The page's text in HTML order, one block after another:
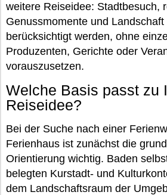
weitere Reiseidee: Stadtbesuch,
Genussmomente und
berücksichtigt werden, ohne
Produzenten, Gerichte oder
vorauszusetzen.
Welche Basis passt zu
Reiseidee?
Bei der Suche nach einer
Ferienhaus ist zunächst die
Orientierung wichtig. Baden
belegten Kurstadt- und
dem Landschaftsraum der